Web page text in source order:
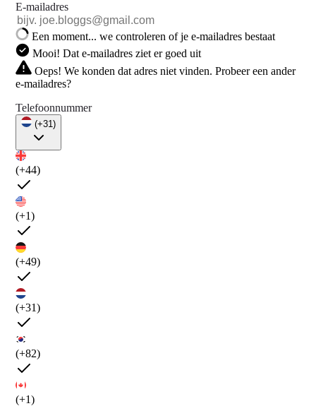
E-mailadres
Een moment... we controleren of je e-mailadres bestaat
Mooi! Dat e-mailadres ziet er goed uit
Oeps! We konden dat adres niet vinden. Probeer een ander
e-mailadres?
Telefoonnummer
(+31)
(+44)
(+1)
(+49)
(+31)
(+82)
(+1)